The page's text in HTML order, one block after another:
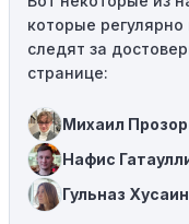
которые
следят за
странице:
Михаил
Нафис
Гульназ